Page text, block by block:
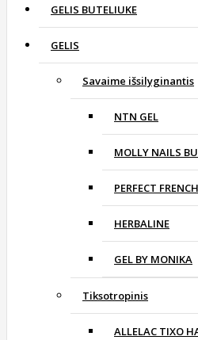
GELIS BUTELIUKE
GELIS
Savaime išsilyginantis
NTN GEL
MOLLY NAILS
PERFECT FRENCH
HERBALINE
GEL BY MONIKA
Tiksotropinis
ALLELAC TIXO